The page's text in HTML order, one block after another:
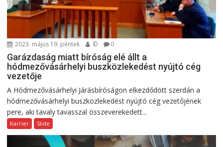
2023. május 19. péntek © 0
Garázdaság miatt bíróság elé állt a
hódmezővásárhelyi buszközlekedést nyújtó cég
vezetője
A Hódmezővásárhelyi Járásbíróságon elkezdődött szerdán a
hódmezővásárhelyi buszközlekedést nyújtó cég vezetőjének
pere, aki tavaly tavasszal összeverekedett...
Karrier Slide